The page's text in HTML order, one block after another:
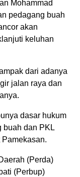
Mohammad
pedagang buah
akan
keluhan
dari adanya
jalan raya dan
dasar hukum
buah dan PKL
(Perda)
(Perbup)